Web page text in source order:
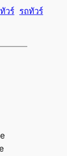
วร์ รถทัวร์